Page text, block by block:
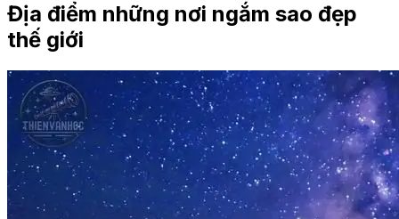
Địa điểm những nơi ngắm sao đẹp
thế giới